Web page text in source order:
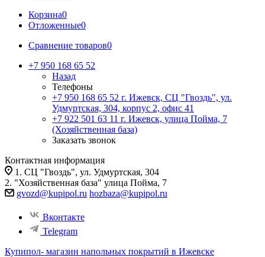
Корзина0
Отложенные0
Сравнение товаров0
+7 950 168 65 52
Назад
Телефоны
+7 950 168 65 52 г. Ижевск, СЦ "Гвоздь", ул.
Удмуртская, 304, корпус 2, офис 41
+7 922 501 63 11 г. Ижевск, улица Пойма, 7
(Хозяйственная база)
Заказать звонок
Контактная информация
1. СЦ "Гвоздь", ул. Удмуртская, 304
2. "Хозяйственная база" улица Пойма, 7
gvozd@kupipol.ru hozbaza@kupipol.ru
Вконтакте
Telegram
Купипол- магазин напольных покрытий в Ижевске